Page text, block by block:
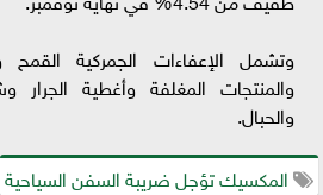
وتشمل الإعفاءات الجمركية
والمنتجات المغلفة وأغطية الجرار
والحبال.
المكسيك تؤجل ضريبة السفن السياحية